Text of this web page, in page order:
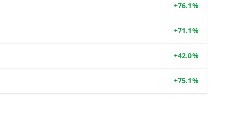
+76.1%
+71.1%
+42.0%
+75.1%